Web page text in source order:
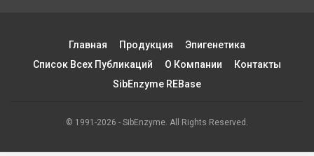
Главная Продукция
Эпигенетика
Список Всех Публикаций
О Компании
Контакты
SibEnzyme REBase
© 1991-2026 - SibEnzyme. All Rights Reserved.